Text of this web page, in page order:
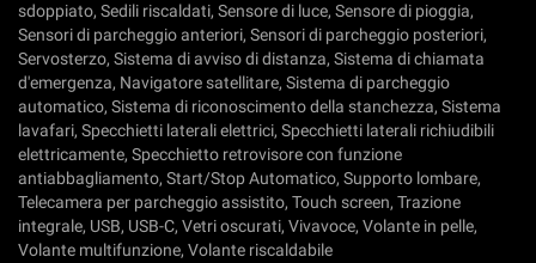
sdoppiato, Sedili riscaldati, Sensore di luce, Sensore di pioggia,
Sensori di parcheggio anteriori, Sensori di parcheggio posteriori,
Servosterzo, Sistema di avviso di distanza, Sistema di chiamata
d'emergenza, Navigatore satellitare, Sistema di parcheggio
automatico, Sistema di riconoscimento della stanchezza, Sistema
lavafari, Specchietti laterali elettrici, Specchietti laterali richiudibili
elettricamente, Specchietto retrovisore con funzione
antiabbagliamento, Start/Stop Automatico, Supporto lombare,
Telecamera per parcheggio assistito, Touch screen, Trazione
integrale, USB, USB-C, Vetri oscurati, Vivavoce, Volante in pelle,
Volante multifunzione, Volante riscaldabile